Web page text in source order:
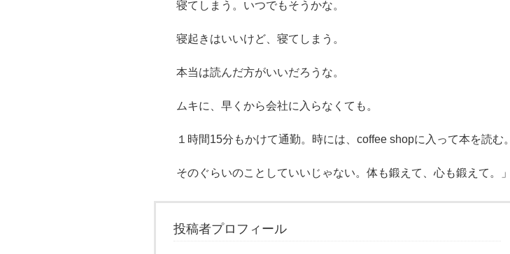
寝てしまう。いつでもそうかな。
寝起きはいいけど、寝てしまう。
本当は読んだ方がいいだろうな。
ムキに、早くから会社に入らなくても。
１時間15分もかけて通勤。時には、coffee shopに入って本を読む。
そのぐらいのことしていいじゃない。体も鍛えて、心も鍛えて。」
投稿者プロフィール